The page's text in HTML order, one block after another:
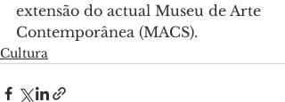
extensão do actual Museu de Arte
Contemporânea (MACS).
Cultura